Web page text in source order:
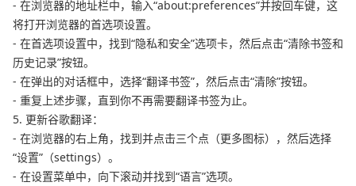
- 在浏览器的地址栏中，输入“about:preferences”并按回车键，这
将打开浏览器的首选项设置。
- 在首选项设置中，找到“隐私和安全”选项卡，然后点击“清除书签和
历史记录”按钮。
- 在弹出的对话框中，选择“翻译书签”，然后点击“清除”按钮。
- 重复上述步骤，直到你不再需要翻译书签为止。
5. 更新谷歌翻译：
- 在浏览器的右上角，找到并点击三个点（更多图标），然后选择
“设置”（settings）。
- 在设置菜单中，向下滚动并找到“语言”选项。